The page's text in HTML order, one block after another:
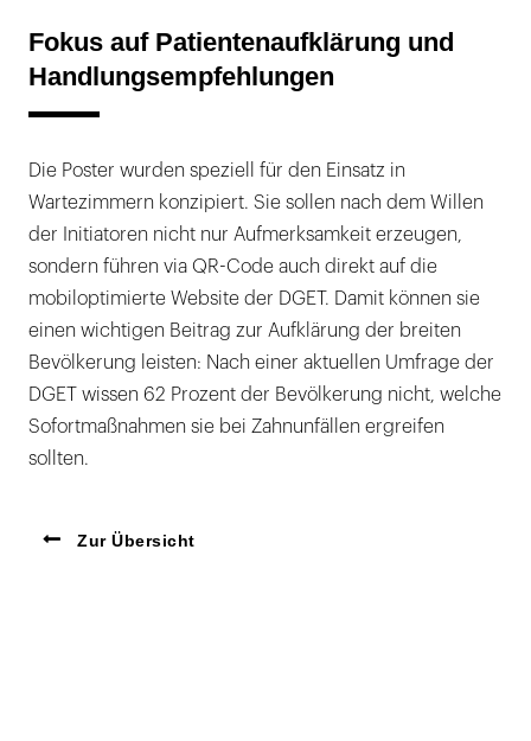
Fokus auf Patientenaufklärung und
Handlungsempfehlungen
Die Poster wurden speziell für den Einsatz in
Wartezimmern konzipiert. Sie sollen nach dem Willen
der Initiatoren nicht nur Aufmerksamkeit erzeugen,
sondern führen via QR-Code auch direkt auf die
mobiloptimierte Website der DGET. Damit können sie
einen wichtigen Beitrag zur Aufklärung der breiten
Bevölkerung leisten: Nach einer aktuellen Umfrage der
DGET wissen 62 Prozent der Bevölkerung nicht, welche
Sofortmaßnahmen sie bei Zahnunfällen ergreifen
sollten.
Zur Übersicht